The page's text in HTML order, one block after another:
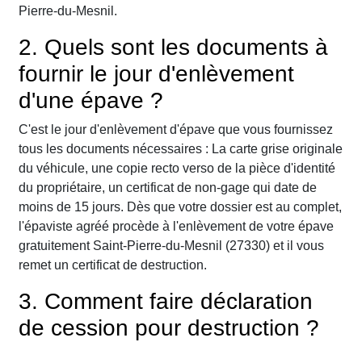
Pierre-du-Mesnil.
2. Quels sont les documents à
fournir le jour d'enlèvement
d'une épave ?
C'est le jour d'enlèvement d'épave que vous fournissez
tous les documents nécessaires : La carte grise originale
du véhicule, une copie recto verso de la pièce d'identité
du propriétaire, un certificat de non-gage qui date de
moins de 15 jours. Dès que votre dossier est au complet,
l'épaviste agréé procède à l'enlèvement de votre épave
gratuitement Saint-Pierre-du-Mesnil (27330) et il vous
remet un certificat de destruction.
3. Comment faire déclaration
de cession pour destruction ?